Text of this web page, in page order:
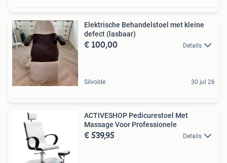
Elektrische Behandelstoel met kleine
defect (lasbaar)
€ 100,00 Details
Silvolde 30 jul 26
ACTIVESHOP Pedicurestoel Met
Massage Voor Professionele
€ 539,95 Details